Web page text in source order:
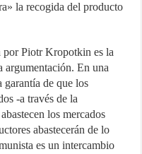
la recogida del producto
por Piotr Kropotkin es la
argumentación. En una
garantía de que los
-a través de la
los mercados
abastecerán de lo
es un intercambio